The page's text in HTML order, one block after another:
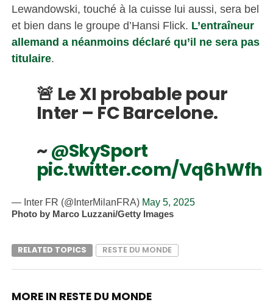
Lewandowski, touché à la cuisse lui aussi, sera bel
et bien dans le groupe d’Hansi Flick. L’entraîneur
allemand a néanmoins déclaré qu’il ne sera pas
titulaire.
🚨 Le XI probable pour
Inter – FC Barcelone.
~@SkySport
pic.twitter.com/
— Inter FR (@InterMilanFRA) May 5, 2025
Photo by Marco Luzzani/Getty Images
RELATED TOPICS RESTE DU MONDE
MORE IN RESTE DU MONDE